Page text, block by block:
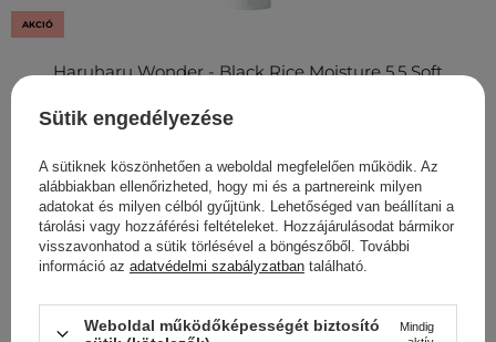
AKCIÓ
Haruharu Wonder - Black Rice Moisture 5.5 Soft
100ml
4 300,00 Ft
3 440,00 Ft
Cosibella hírlevél
Sütik engedélyezése
A sütiknek köszönhetően a weboldal megfelelően működik. Az
alábbiakban ellenőrizheted, hogy mi és a partnereink milyen
adatokat és milyen célból gyűjtünk. Lehetőséged van beállítani a
tárolási vagy hozzáférési feltételeket. Hozzájárulásodat bármikor
visszavonhatod a sütik törlésével a böngészőből. További
információ az adatvédelmi szabályzatban található.
Weboldal működőképességét biztosító
Mindig